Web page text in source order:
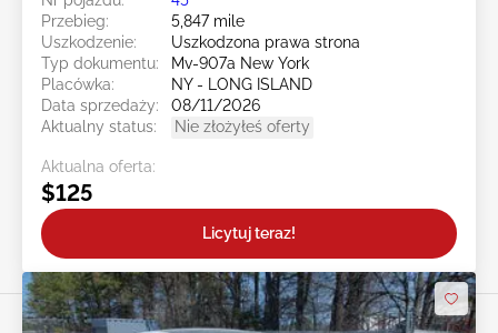
Przebieg:
5,847 mile
Uszkodzenie:
Uszkodzona prawa strona
Typ dokumentu:
Mv-907a New York
Placówka:
NY - LONG ISLAND
Data sprzedaży:
08/11/2026
Aktualny status:
Nie złożyłeś oferty
Aktualna oferta:
$125
Licytuj teraz!